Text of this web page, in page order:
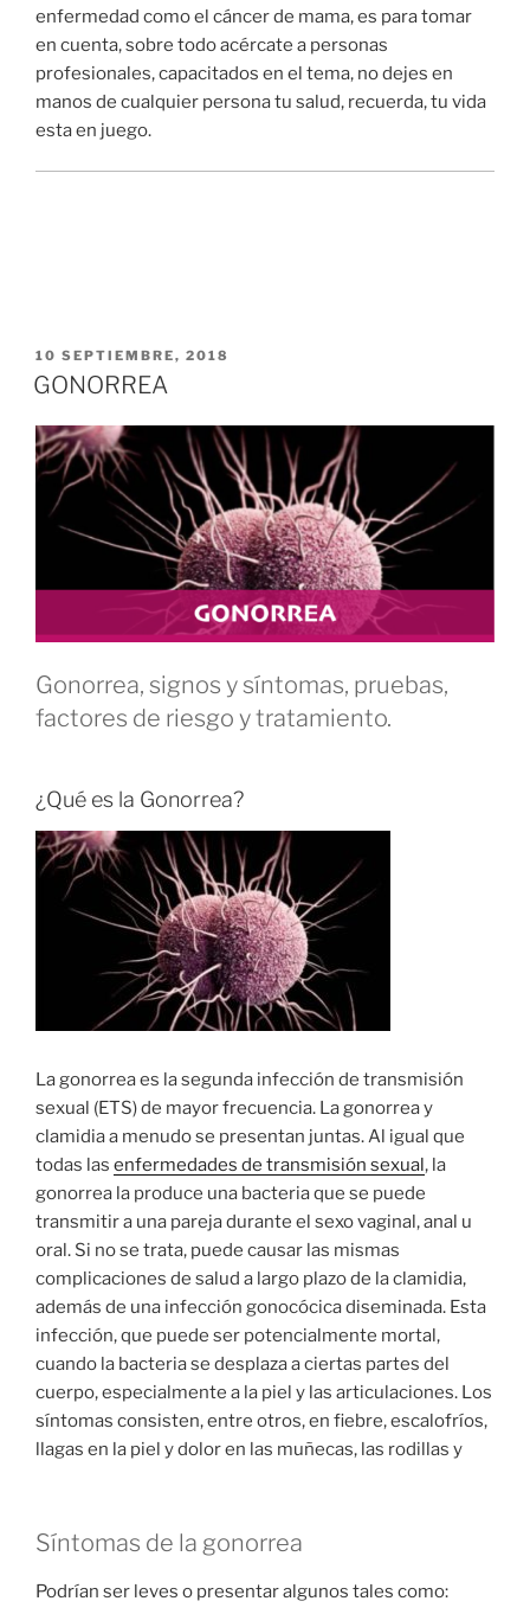
enfermedad como el cáncer de mama, es para tomar
en cuenta, sobre todo acércate a personas
profesionales, capacitados en el tema, no dejes en
manos de cualquier persona tu salud, recuerda, tu vida
esta en juego.
PUBLICADO
EN
10 SEPTIEMBRE, 2018
GONORREA
Gonorrea, signos y síntomas, pruebas,
factores de riesgo y tratamiento.
¿Qué es la Gonorrea?
La gonorrea es la segunda infección de transmisión
sexual (ETS) de mayor frecuencia. La gonorrea y
clamidia a menudo se presentan juntas. Al igual que
todas las enfermedades de transmisión sexual, la
gonorrea la produce una bacteria que se puede
transmitir a una pareja durante el sexo vaginal, anal u
oral. Si no se trata, puede causar las mismas
complicaciones de salud a largo plazo de la clamidia,
además de una infección gonocócica diseminada. Esta
infección, que puede ser potencialmente mortal,
cuando la bacteria se desplaza a ciertas partes del
cuerpo, especialmente a la piel y las articulaciones. Los
síntomas consisten, entre otros, en fiebre, escalofríos,
llagas en la piel y dolor en las muñecas, las rodillas y
Síntomas de la gonorrea
Podrían ser leves o presentar algunos tales como: